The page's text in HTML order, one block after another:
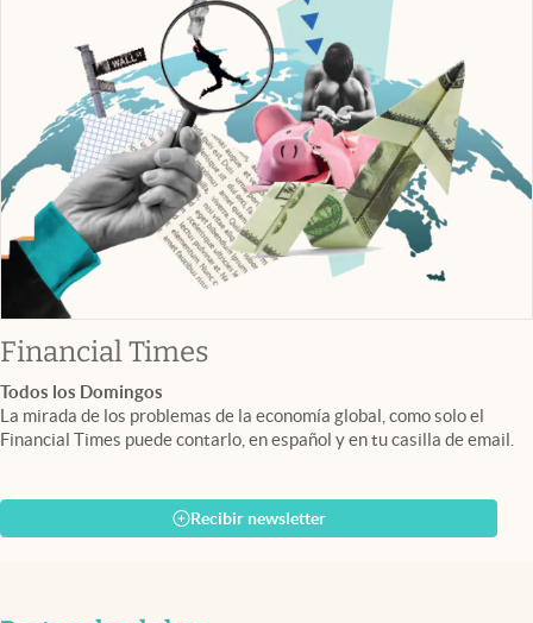
Financial Timesabre en nueva pestaña
Todos los Domingos
La mirada de los problemas de la economía global, como solo el
Financial Times puede contarlo, en español y en tu casilla de email.
Recibir newsletter